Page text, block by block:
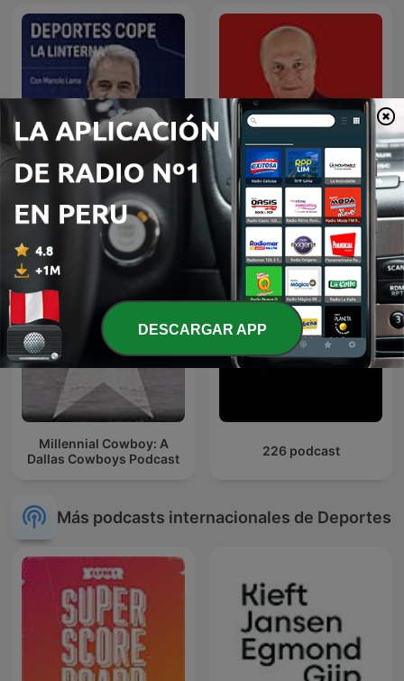
Deportes COPE Palabras Mayores
Millennial Cowboy: A
Dallas Cowboys Podcast
226 podcast
Más podcasts internacionales de Deportes
DESCARGAR APP